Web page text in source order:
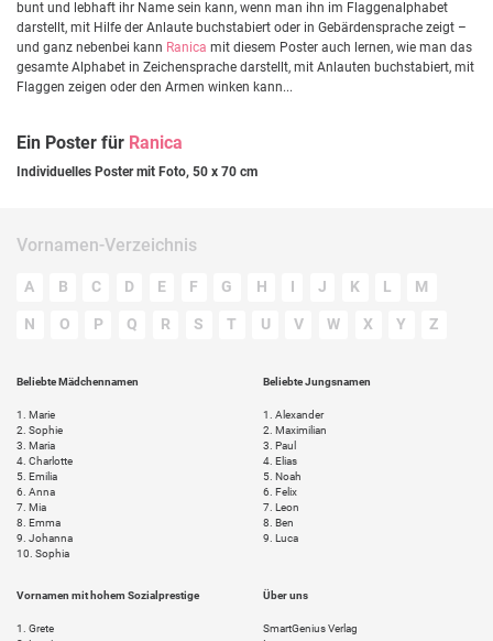
bunt und lebhaft ihr Name sein kann, wenn man ihn im Flaggenalphabet
darstellt, mit Hilfe der Anlaute buchstabiert oder in Gebärdensprache zeigt –
und ganz nebenbei kann Ranica mit diesem Poster auch lernen, wie man das
gesamte Alphabet in Zeichensprache darstellt, mit Anlauten buchstabiert, mit
Flaggen zeigen oder den Armen winken kann...
Ein Poster für Ranica
Individuelles Poster mit Foto, 50 x 70 cm
Vornamen-Verzeichnis
A B C D E F G H I J K L M
N O P Q R S T U V W X Y Z
Beliebte Mädchennamen
1.
Marie
2. Sophie
3. Maria
4. Charlotte
5. Emilia
6. Anna
7. Mia
8. Emma
9. Johanna
10. Sophia
Beliebte Jungsnamen
1.
Alexander
2. Maximilian
3. Paul
4. Elias
5. Noah
6. Felix
7. Leon
8. Ben
9. Luca
Vornamen mit hohem Sozialprestige
1.
Grete
Über uns
SmartGenius Verlag